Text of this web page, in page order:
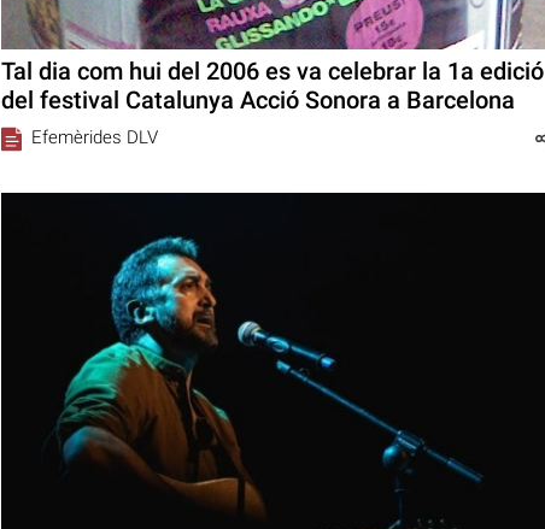
Tal dia com hui del 2006 es va celebrar la 1a edició
del festival Catalunya Acció Sonora a Barcelona
Efemèrides DLV